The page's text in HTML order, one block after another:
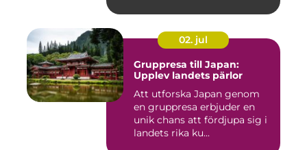
02. jul
Gruppresa till Japan:
Upplev landets pärlor
Att utforska Japan genom
en gruppresa erbjuder en
unik chans att fördjupa sig i
landets rika ku...